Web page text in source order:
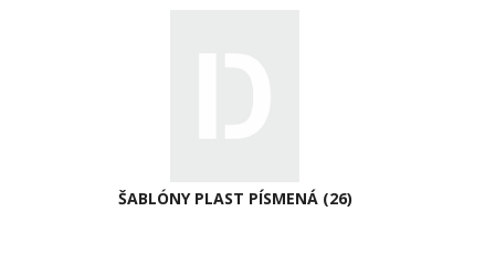
ŠABLÓNY PLAST PÍSMENÁ (26)